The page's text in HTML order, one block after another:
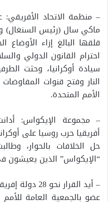
– منظمة الاتحاد
ماكي سال (رئيس
قلقها البالغ إزاء
احترام القانون الدولي
سيادة أوكرانيا، وحثت
النار وفتح قنوات
الأمم المتحدة.
– مجموعة الإيكواس:
أفريقيا حرب روسيا على
حل الخلافات بالحوار،
“الإيكواس” الذين يعيشون